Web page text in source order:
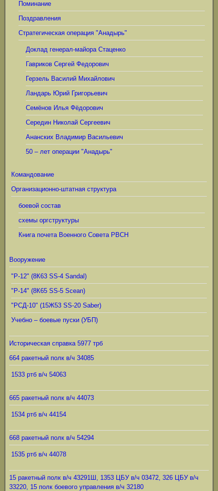
Поминание
Поздравления
Стратегическая операция "Анадырь"
Доклад генерал-майора Стаценко
Гавриков Сергей Федорович
Герзель Василий Михайлович
Ландарь Юрий Григорьевич
Семёнов Илья Фёдорович
Середин Николай Сергеевич
Ананских Владимир Васильевич
50 – лет операции "Анадырь"
Командование
Организационно-штатная структура
боевой состав
схемы оргструктуры
Книга почета Военного Совета РВСН
Вооружение
"Р-12" (8К63 SS-4 Sandal)
"Р-14" (8К65 SS-5 Scean)
"РСД-10" (15Ж53 SS-20 Saber)
Учебно – боевые пуски (УБП)
Историческая справка 5977 трб
664 ракетный полк в/ч 34085
1533 ртб в/ч 54063
665 ракетный полк в/ч 44073
1534 ртб в/ч 44154
668 ракетный полк в/ч 54294
1535 ртб в/ч 44078
15 ракетный полк в/ч 43291Ш, 1353 ЦБУ в/ч 03472, 326 ЦБУ в/ч
33220, 15 полк боевого управления в/ч 32180